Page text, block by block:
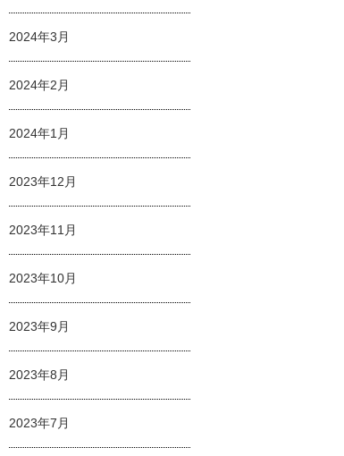
2024年3月
2024年2月
2024年1月
2023年12月
2023年11月
2023年10月
2023年9月
2023年8月
2023年7月